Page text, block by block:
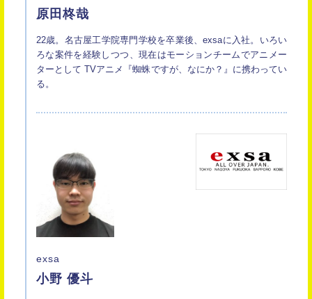
原田柊哉
22歳。名古屋工学院専門学校を卒業後、exsaに入社。いろい
ろな案件を経験しつつ、現在はモーションチームでアニメー
ターとして TVアニメ『蜘蛛ですが、なにか？』に携わってい
る。
exsa
小野 優斗